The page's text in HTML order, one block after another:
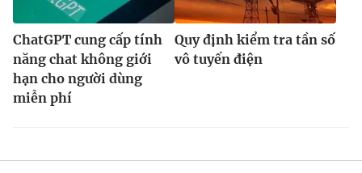
ChatGPT cung cấp tính
năng chat không giới
hạn cho người dùng
miễn phí
Quy định kiểm tra tần số
vô tuyến điện